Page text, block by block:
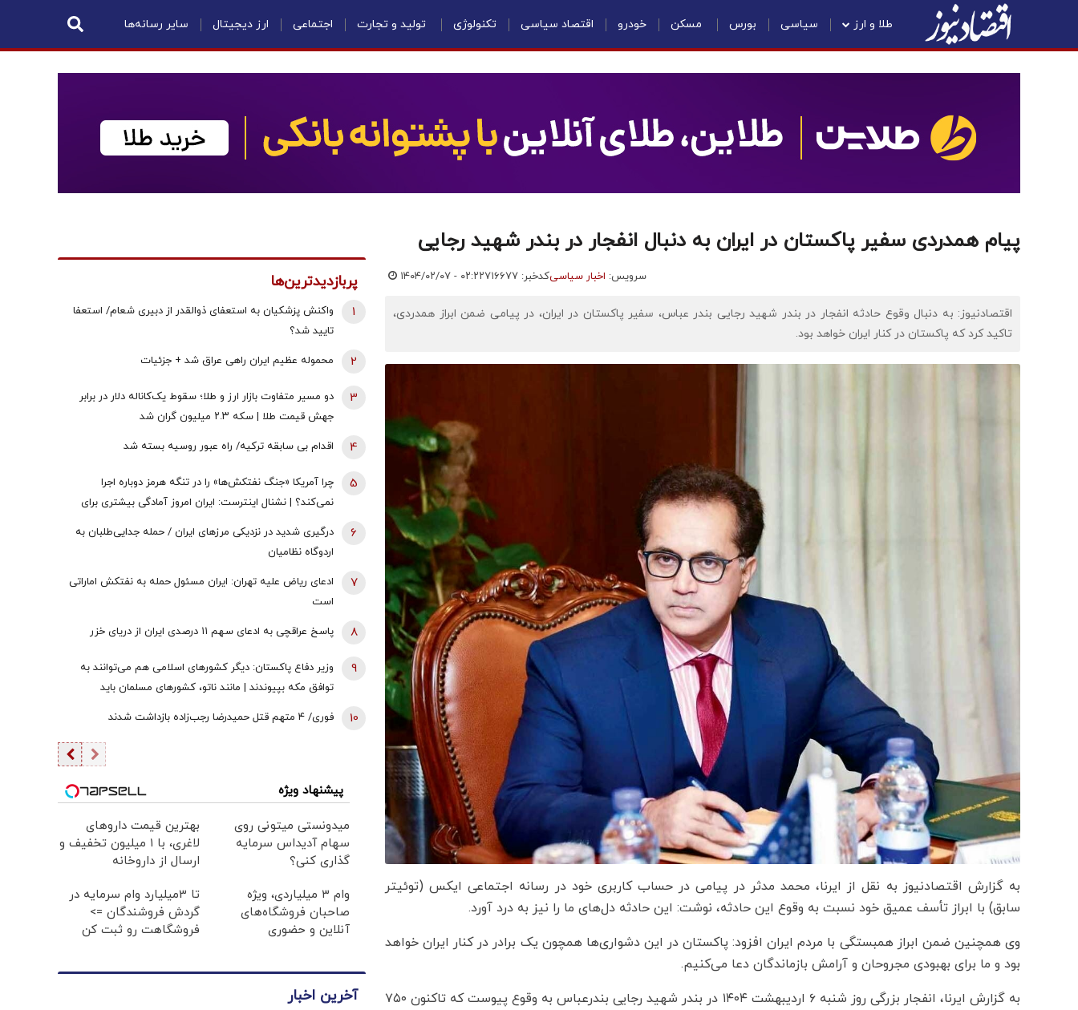
طلا و ارز سیاسی بورس مسکن خودرو اقتصاد سیاسی تکنولوژی تولید و تجارت اجتماعی ارز دیجیتال سایر رسانه‌ها
پیام همدردی سفیر پاکستان در ایران به دنبال انفجار در بندر شهید رجایی
سرویس: اخبار سیاسیکدخبر: ۷۱۶۶۷۷ ۱۴۰۴/۰۲/۰۷ - ۰۲:۲۲
اقتصادنیوز: به دنبال وقوع حادثه انفجار در بندر شهید رجایی بندر عباس، سفیر پاکستان در ایران، در پیامی ضمن ابراز همدردی،
تاکید کرد که پاکستان در کنار ایران خواهد بود.
به گزارش اقتصادنیوز به نقل از ایرنا، محمد مدثر در پیامی در حساب کاربری خود در رسانه اجتماعی ایکس (توئیتر
سابق) با ابراز تأسف عمیق خود نسبت به وقوع این حادثه، نوشت: این حادثه دل‌های ما را نیز به درد آورد.
وی همچنین ضمن ابراز همبستگی با مردم ایران افزود: پاکستان در این دشواری‌ها همچون یک برادر در کنار ایران خواهد
بود و ما برای بهبودی مجروحان و آرامش بازماندگان دعا می‌کنیم.
به گزارش ایرنا، انفجار بزرگی روز شنبه ۶ اردیبهشت ۱۴۰۴ در بندر شهید رجایی بندرعباس به وقوع پیوست که تاکنون ۷۵۰
پربازدیدترین‌ها
واکنش پزشکیان به استعفای ذوالقدر از دبیری شعام/ استعفا
تایید شد؟
1
محموله عظیم ایران راهی عراق شد + جزئیات 2
دو مسیر متفاوت بازار ارز و طلا؛ سقوط یک‌کاناله دلار در برابر
جهش قیمت طلا | سکه ۲.۳ میلیون گران شد
3
اقدام بی سابقه ترکیه/ راه عبور روسیه بسته شد 4
چرا آمریکا «جنگ نفتکش‌ها» را در تنگه هرمز دوباره اجرا
نمی‌کند؟ | نشنال اینترست: ایران امروز آمادگی بیشتری برای
جنگ در خلیج‌فارس دارد
5
درگیری شدید در نزدیکی مرز‌های ایران / حمله جدایی‌طلبان به
اردوگاه نظامیان
6
ادعای ریاض علیه تهران: ایران مسئول حمله به نفتکش اماراتی
است
7
پاسخ عراقچی به ادعای سهم ۱۱ درصدی ایران از دریای خزر 8
وزیر دفاع پاکستان: دیگر کشورهای اسلامی هم می‌توانند به
توافق مکه بپیوندند | مانند ناتو، کشورهای مسلمان باید
9
فوری/ ۴ متهم قتل حمیدرضا رجب‌زاده بازداشت شدند 10
پیشنهاد ویژه
میدونستی میتونی روی
سهام آدیداس سرمایه
گذاری کنی؟
بهترین قیمت داروهای
لاغری، با ۱ میلیون تخفیف و
ارسال از داروخانه‌
وام ۳ میلیاردی، ویژه
صاحبان فروشگاه‌های
آنلاین و حضوری
تا 3میلیارد وام سرمایه در
گردش فروشندگان =>
فروشگاهت رو ثبت کن
آخرین اخبار